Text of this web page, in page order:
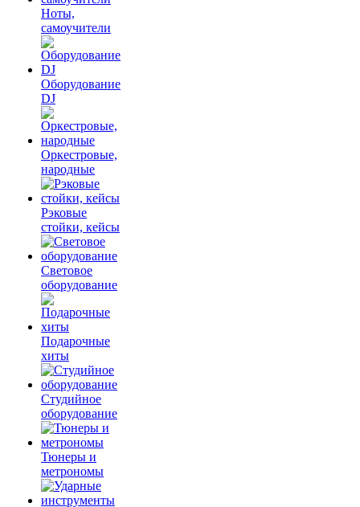
Ноты,
самоучители
Оборудование
DJ
Оркестровые,
народные
Рэковые
стойки, кейсы
Световое
оборудование
Подарочные
хиты
Студийное
оборудование
Тюнеры и
метрономы